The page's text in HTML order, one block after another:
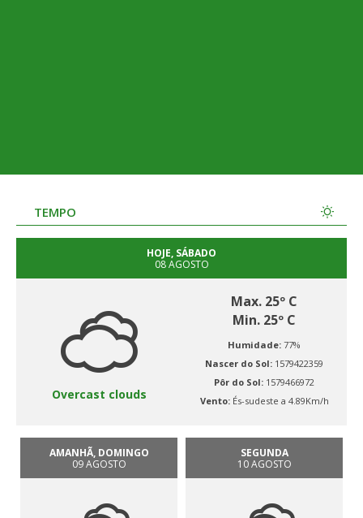
TEMPO
HOJE, SÁBADO
08 AGOSTO
Overcast clouds
Max. 25º C
Min. 25º C
Humidade: 77%
Nascer do Sol: 1579422359
Pôr do Sol: 1579466972
Vento: És-sudeste a 4.89Km/h
AMANHÃ, DOMINGO
09 AGOSTO
SEGUNDA
10 AGOSTO